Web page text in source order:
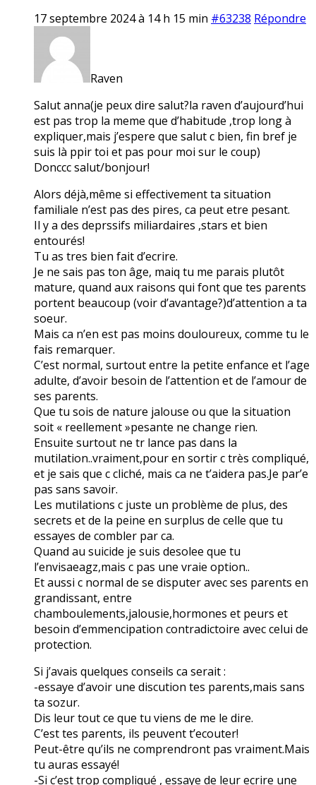
17 septembre 2024 à 14 h 15 min #63238 Répondre
Raven
Salut anna(je peux dire salut?la raven d’aujourd’hui
est pas trop la meme que d’habitude ,trop long à
expliquer,mais j’espere que salut c bien, fin bref je
suis là ppir toi et pas pour moi sur le coup)
Donccc salut/bonjour!
Alors déjà,même si effectivement ta situation
familiale n’est pas des pires, ca peut etre pesant.
Il y a des deprssifs miliardaires ,stars et bien
entourés!
Tu as tres bien fait d’ecrire.
Je ne sais pas ton âge, maiq tu me parais plutôt
mature, quand aux raisons qui font que tes parents
portent beaucoup (voir d’avantage?)d’attention a ta
soeur.
Mais ca n’en est pas moins douloureux, comme tu le
fais remarquer.
C’est normal, surtout entre la petite enfance et l’age
adulte, d’avoir besoin de l’attention et de l’amour de
ses parents.
Que tu sois de nature jalouse ou que la situation
soit « reellement »pesante ne change rien.
Ensuite surtout ne tr lance pas dans la
mutilation..vraiment,pour en sortir c très compliqué,
et je sais que c cliché, mais ca ne t’aidera pas.Je par’e
pas sans savoir.
Les mutilations c juste un problème de plus, des
secrets et de la peine en surplus de celle que tu
essayes de combler par ca.
Quand au suicide je suis desolee que tu
l’envisaeagz,mais c pas une vraie option..
Et aussi c normal de se disputer avec ses parents en
grandissant, entre
chamboulements,jalousie,hormones et peurs et
besoin d’emmencipation contradictoire avec celui de
protection.
Si j’avais quelques conseils ca serait :
-essaye d’avoir une discution tes parents,mais sans
ta sozur.
Dis leur tout ce que tu viens de me le dire.
C’est tes parents, ils peuvent t’ecouter!
Peut-être qu’ils ne comprendront pas vraiment.Mais
tu auras essayé!
-Si c’est trop compliqué , essaye de leur ecrire une